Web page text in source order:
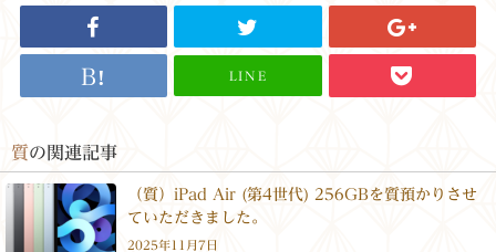
LINE
質の関連記事
（質）iPad Air (第4世代) 256GBを質預かりさせ
ていただきました。
2025年11月7日